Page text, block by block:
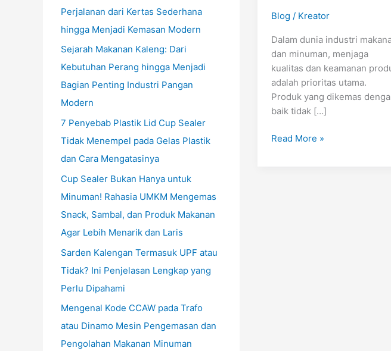
Perjalanan dari Kertas Sederhana
hingga Menjadi Kemasan Modern
Sejarah Makanan Kaleng: Dari
Kebutuhan Perang hingga Menjadi
Bagian Penting Industri Pangan
Modern
7 Penyebab Plastik Lid Cup Sealer
Tidak Menempel pada Gelas Plastik
dan Cara Mengatasinya
Cup Sealer Bukan Hanya untuk
Minuman! Rahasia UMKM Mengemas
Snack, Sambal, dan Produk Makanan
Agar Lebih Menarik dan Laris
Sarden Kalengan Termasuk UPF atau
Tidak? Ini Penjelasan Lengkap yang
Perlu Dipahami
Mengenal Kode CCAW pada Trafo
atau Dinamo Mesin Pengemasan dan
Pengolahan Makanan Minuman
Blog / Kreator
Dalam dunia industri
dan minuman, menjaga
kualitas dan keamanan
adalah prioritas utama.
Produk yang dikemas
baik tidak […]
Read More »